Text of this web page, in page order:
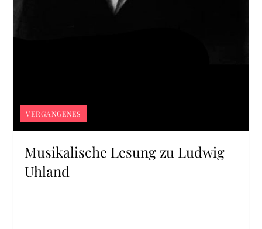
VERGANGENES
Musikalische Lesung zu Ludwig
Uhland